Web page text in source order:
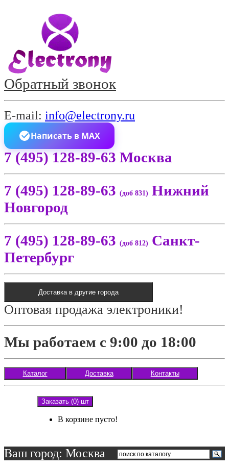
Обратный звонок
E-mail: info@electrony.ru
Написать в MAX
7 (495) 128-89-63 Москва
7 (495) 128-89-63 (доб 831) Нижний
Новгород
7 (495) 128-89-63 (доб 812) Санкт-
Петербург
Доставка в другие города
Оптовая продажа электроники!
Мы работаем с 9:00 до 18:00
Каталог Доставка Контакты
Заказать (0) шт
В корзине пусто!
Ваш город: Москва